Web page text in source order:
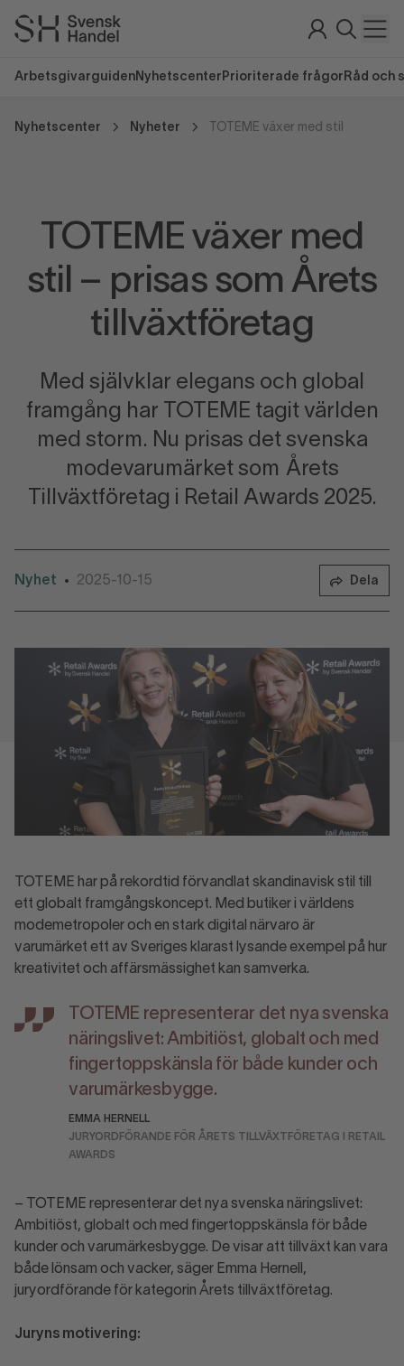
Arbetsgivarguiden Nyhetscenter Prioriterade frågor Råd och
Nyhetscenter Nyheter TOTEME växer med stil
TOTEME växer med
stil – prisas som Årets
tillväxtföretag
Med självklar elegans och global
framgång har TOTEME tagit världen
med storm. Nu prisas det svenska
modevarumärket som Årets
Tillväxtföretag i Retail Awards 2025.
Nyhet • 2025-10-15 Dela
TOTEME har på rekordtid förvandlat skandinavisk stil till
ett globalt framgångskoncept. Med butiker i världens
modemetropoler och en stark digital närvaro är
varumärket ett av Sveriges klarast lysande exempel på hur
kreativitet och affärsmässighet kan samverka.
TOTEME representerar det nya svenska
näringslivet: Ambitiöst, globalt och med
fingertoppskänsla för både kunder och
varumärkesbygge.
EMMA HERNELL
JURYORDFÖRANDE FÖR ÅRETS TILLVÄXTFÖRETAG I RETAIL
AWARDS
– TOTEME representerar det nya svenska näringslivet:
Ambitiöst, globalt och med fingertoppskänsla för både
kunder och varumärkesbygge. De visar att tillväxt kan vara
både lönsam och vacker, säger Emma Hernell,
juryordförande för kategorin Årets tillväxtföretag.
Juryns motivering: